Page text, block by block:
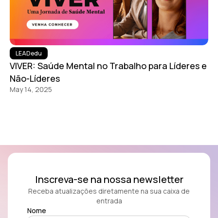
LEADedu
VIVER: Saúde Mental no Trabalho para Líderes e
Não-Líderes
May 14, 2025
Inscreva-se na nossa newsletter
Receba atualizações diretamente na sua caixa de
entrada
Nome